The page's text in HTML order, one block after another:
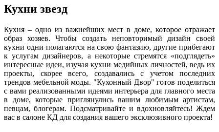
Кухни звезд
Кухня – одно из важнейших мест в доме, которое отражает
образ хозяев. Чтобы создать неповторимый дизайн своей
кухни одни полагаются на свою фантазию, другие прибегают
к услугам дизайнеров, а некоторые стремятся «подглядеть»
интересные идеи, изучая кухни медийных личностей, ведь их
проекты, скорее всего, создавались с учетом последних
трендов мебельной моды. "Кухонный Двор" готов поделиться
с вами реализованными идеями интерьера для главного места
в доме, которые приглянулись вашим любимым артистам,
певцам, блогерам. Подсматривайте и вдохновляйтесь! Ждем
вас в салоне КД для создания вашего эксклюзивного проекта!